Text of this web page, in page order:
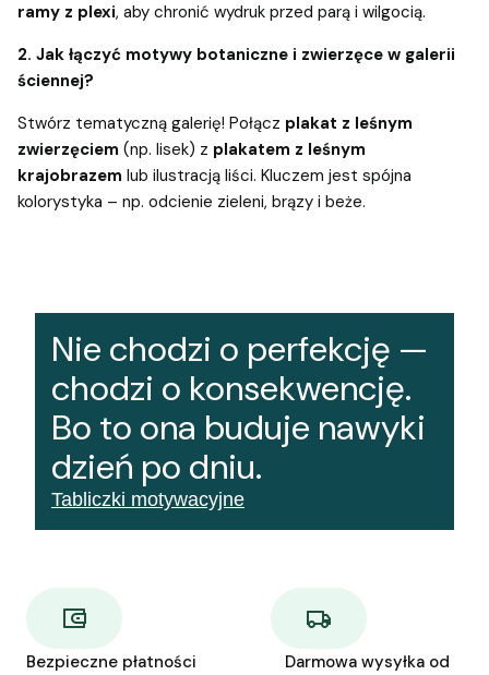
ramy z plexi, aby chronić wydruk przed parą i wilgocią.
2. Jak łączyć motywy botaniczne i zwierzęce w galerii
ściennej?
Stwórz tematyczną galerię! Połącz plakat z leśnym
zwierzęciem (np. lisek) z plakatem z leśnym
krajobrazem lub ilustracją liści. Kluczem jest spójna
kolorystyka – np. odcienie zieleni, brązy i beże.
Nie chodzi o perfekcję —
chodzi o konsekwencję.
Bo to ona buduje nawyki
dzień po dniu.
Tabliczki motywacyjne
Bezpieczne płatności
Darmowa wysyłka od